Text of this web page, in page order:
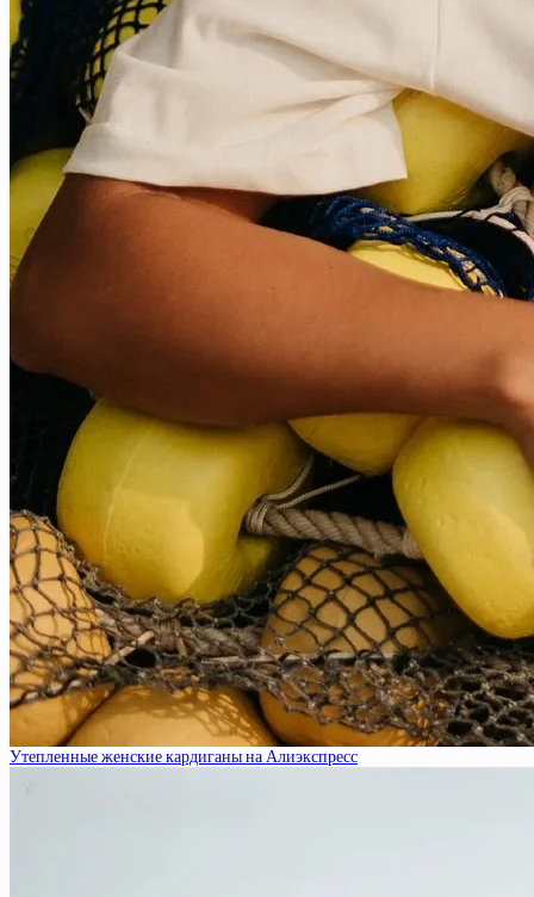
Утепленные женские кардиганы на Алиэкспресс